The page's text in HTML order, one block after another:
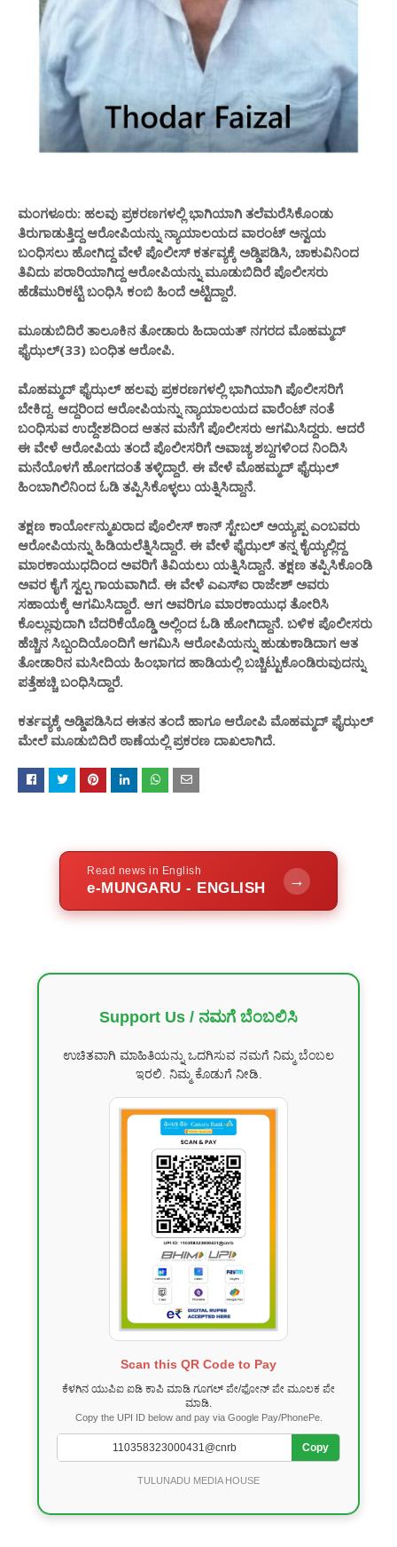
ಮಂಗಳೂರು: ಹಲವು ಪ್ರಕರಣಗಳಲ್ಲಿ ಭಾಗಿಯಾಗಿ ತಲೆಮರೆಸಿಕೊಂಡು
ತಿರುಗಾಡುತ್ತಿದ್ದ ಆರೋಪಿಯನ್ನು ನ್ಯಾಯಾಲಯದ ವಾರಂಟ್ ಅನ್ವಯ
ಬಂಧಿಸಲು ಹೋಗಿದ್ದ ವೇಳೆ ಪೊಲೀಸ್ ಕರ್ತವ್ಯಕ್ಕೆ ಅಡ್ಡಿಪಡಿಸಿ, ಚಾಕುವಿನಿಂದ
ತಿವಿದು ಪರಾರಿಯಾಗಿದ್ದ ಆರೋಪಿಯನ್ನು ಮೂಡುಬಿದಿರೆ ಪೊಲೀಸರು
ಹೆಡೆಮುರಿಕಟ್ಟಿ ಬಂಧಿಸಿ ಕಂಬಿ ಹಿಂದೆ ಅಟ್ಟಿದ್ದಾರೆ.
ಮೂಡುಬಿದಿರೆ ತಾಲೂಕಿನ ತೋಡಾರು ಹಿದಾಯತ್ ನಗರದ ಮೊಹಮ್ಮದ್
ಫೈಝಲ್(33) ಬಂಧಿತ ಆರೋಪಿ.
ಮೊಹಮ್ಮದ್ ಫೈಝಲ್ ಹಲವು ಪ್ರಕರಣಗಳಲ್ಲಿ ಭಾಗಿಯಾಗಿ ಪೊಲೀಸರಿಗೆ
ಬೇಕಿದ್ದ. ಆದ್ದರಿಂದ ಆರೋಪಿಯನ್ನು ನ್ಯಾಯಾಲಯದ ವಾರೆಂಟ್ ನಂತೆ
ಬಂಧಿಸುವ ಉದ್ದೇಶದಿಂದ ಆತನ ಮನೆಗೆ ಪೊಲೀಸರು ಆಗಮಿಸಿದ್ದರು. ಆದರೆ
ಈ ವೇಳೆ ಆರೋಪಿಯ ತಂದೆ ಪೊಲೀಸರಿಗೆ ಅವಾಚ್ಯ ಶಬ್ದಗಳಿಂದ ನಿಂದಿಸಿ
ಮನೆಯೊಳಗೆ ಹೋಗದಂತೆ ತಳ್ಳಿದ್ದಾರೆ‌. ಈ ವೇಳೆ ಮೊಹಮ್ಮದ್‌ ಫೈಝಲ್
ಹಿಂಬಾಗಿಲಿನಿಂದ ಓಡಿ ತಪ್ಪಿಸಿಕೊಳ್ಳಲು ಯತ್ನಿಸಿದ್ದಾನೆ‌.
ತಕ್ಷಣ ಕಾರ್ಯೋನ್ಮುಖರಾದ ಪೊಲೀಸ್ ಕಾನ್ ಸ್ಟೇಬಲ್ ಅಯ್ಯಪ್ಪ ಎಂಬವರು
ಆರೋಪಿಯನ್ನು ಹಿಡಿಯಲೆತ್ನಿಸಿದ್ದಾರೆ. ಈ ವೇಳೆ ಫೈಝಲ್ ತನ್ನ ಕೈಯ್ಯಲ್ಲಿದ್ದ
ಮಾರಕಾಯುಧದಿಂದ ಅವರಿಗೆ ತಿವಿಯಲು ಯತ್ನಿಸಿದ್ದಾನೆ‌. ತಕ್ಷಣ ತಪ್ಪಿಸಿಕೊಂಡಿ
ಅವರ ಕೈಗೆ ಸ್ವಲ್ಪ ಗಾಯವಾಗಿದೆ. ಈ ವೇಳೆ ಎಎಸ್ಐ ರಾಜೇಶ್ ಅವರು
ಸಹಾಯಕ್ಕೆ ಆಗಮಿಸಿದ್ದಾರೆ‌. ಆಗ ಅವರಿಗೂ ಮಾರಕಾಯುಧ ತೋರಿಸಿ
ಕೊಲ್ಲುವುದಾಗಿ ಬೆದರಿಕೆಯೊಡ್ಡಿ ಅಲ್ಲಿಂದ ಓಡಿ ಹೋಗಿದ್ದಾನೆ. ಬಳಿಕ ಪೊಲೀಸರು
ಹೆಚ್ಚಿನ ಸಿಬ್ಬಂದಿಯೊಂದಿಗೆ ಆಗಮಿಸಿ ಆರೋಪಿಯನ್ನು ಹುಡುಕಾಡಿದಾಗ ಆತ
ತೋಡಾರಿನ ಮಸೀದಿಯ ಹಿಂಭಾಗದ ಹಾಡಿಯಲ್ಲಿ ಬಚ್ಚಿಟ್ಟುಕೊಂಡಿರುವುದನ್ನು
ಪತ್ತೆಹಚ್ಚಿ ಬಂಧಿಸಿದ್ದಾರೆ‌.
ಕರ್ತವ್ಯಕ್ಕೆ ಅಡ್ಡಿಪಡಿಸಿದ ಈತನ‌ ತಂದೆ ಹಾಗೂ ಆರೋಪಿ ಮೊಹಮ್ಮದ್‌ ಫೈಝಲ್
ಮೇಲೆ ಮೂಡುಬಿದಿರೆ ಠಾಣೆಯಲ್ಲಿ ಪ್ರಕರಣ ದಾಖಲಾಗಿದೆ.
Read news in English
e-MUNGARU - ENGLISH →
Support Us / ನಮಗೆ ಬೆಂಬಲಿಸಿ
ಉಚಿತವಾಗಿ ಮಾಹಿತಿಯನ್ನು ಒದಗಿಸುವ ನಮಗೆ ನಿಮ್ಮ ಬೆಂಬಲ
ಇರಲಿ. ನಿಮ್ಮ ಕೊಡುಗೆ ನೀಡಿ.
Scan this QR Code to Pay
ಕೆಳಗಿನ ಯುಪಿಐ ಐಡಿ ಕಾಪಿ ಮಾಡಿ ಗೂಗಲ್ ಪೇ/ಫೋನ್ ಪೇ ಮೂಲಕ ಪೇ
ಮಾಡಿ.
Copy the UPI ID below and pay via Google Pay/PhonePe.
Copy
TULUNADU MEDIA HOUSE